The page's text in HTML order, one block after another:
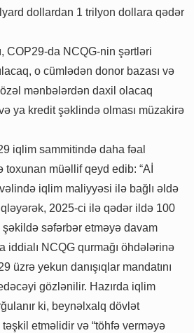
dollardan 1 trilyon dollara qədər
COP29-da NCQG-nin şərtləri
o cümlədən donor bazası və
mənbələrdən daxil olacaq
ya kredit şəklində olması müzakirə
iqlim sammitində daha fəal
toxunan müəllif qeyd edib: “Aİ
iqlim maliyyəsi ilə bağlı əldə
2025-ci ilə qədər ildə 100
səfərbər etməyə davam
iddialı NCQG qurmağı öhdələrinə
üzrə yekun danışıqlar mandatını
gözlənilir. Hazırda iqlim
ki, beynəlxalq dövlət
təşkil etməlidir və “töhfə verməyə